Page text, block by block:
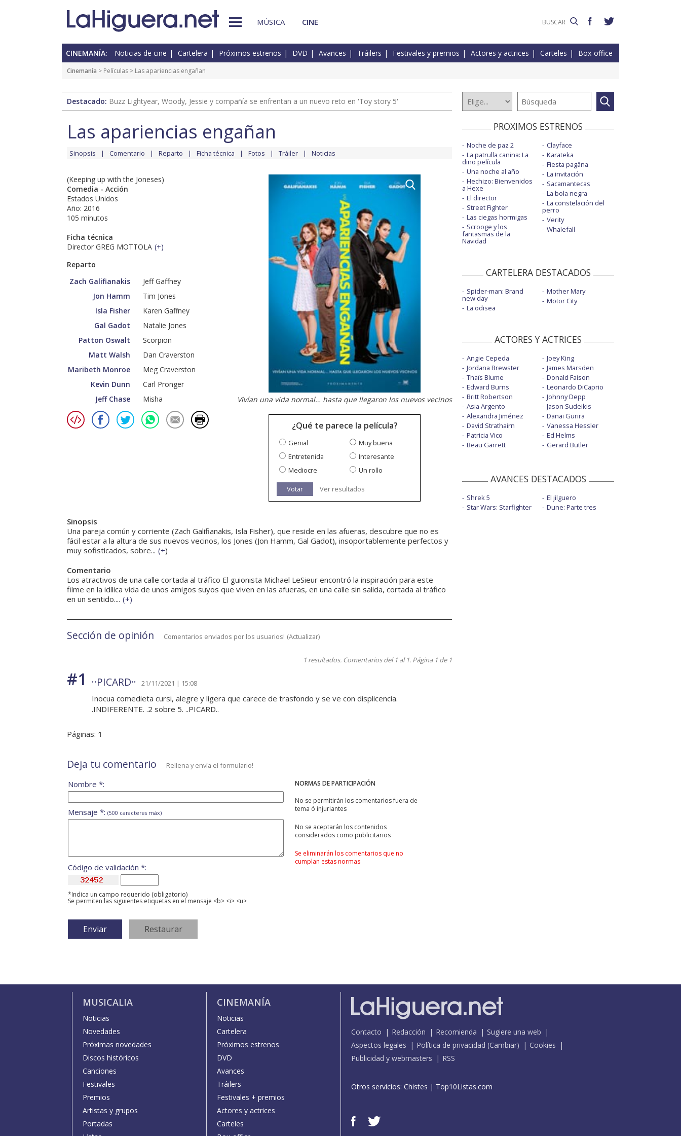
MÚSICA CINE
CINEMANÍA: Noticias de cine Cartelera Próximos estrenos DVD Avances Tráilers Festivales y premios Actores y actrices Carteles Box-office
Cinemanía > Películas > Las apariencias engañan
Destacado: Buzz Lightyear, Woody, Jessie y compañía se enfrentan a un nuevo reto en 'Toy story 5'
Las apariencias engañan
Sinopsis Comentario Reparto Ficha técnica Fotos Tráiler Noticias
(Keeping up with the Joneses)
Comedia - Acción
Estados Unidos
Año: 2016
105 minutos
Ficha técnica
Director GREG MOTTOLA (+)
Reparto
Zach Galifianakis
Jeff Gaffney
Jon Hamm
Tim Jones
Isla Fisher
Karen Gaffney
Gal Gadot
Natalie Jones
Patton Oswalt
Scorpion
Matt Walsh
Dan Craverston
Maribeth Monroe
Meg Craverston
Kevin Dunn
Carl Pronger
Jeff Chase
Misha Vivían una vida normal… hasta que llegaron los nuevos vecinos
¿Qué te parece la película?
Genial
Muy buena
Entretenida
Interesante
Mediocre
Un rollo
Votar Ver resultados
Sinopsis
Una pareja común y corriente (Zach Galifianakis, Isla Fisher), que reside en las afueras, descubre que no es
fácil estar a la altura de sus nuevos vecinos, los Jones (Jon Hamm, Gal Gadot), insoportablemente perfectos y
muy sofisticados, sobre... (+)
Comentario
Los atractivos de una calle cortada al tráfico El guionista Michael LeSieur encontró la inspiración para este
filme en la idílica vida de unos amigos suyos que viven en las afueras, en una calle sin salida, cortada al tráfico
en un sentido.... (+)
Sección de opinión Comentarios enviados por los usuarios! (Actualizar)
1 resultados. Comentarios del 1 al 1. Página 1 de 1
#1 ··PICARD·· 21/11/2021 | 15:08
Inocua comedieta cursi, alegre y ligera que carece de trasfondo y se ve con displicencia.
.INDIFERENTE. .2 sobre 5. ..PICARD..
Páginas: 1
Deja tu comentario Rellena y envía el formulario!
NORMAS DE PARTICIPACIÓN
No se permitirán los comentarios fuera de
tema ó injuriantes
No se aceptarán los contenidos
considerados como publicitarios
Se eliminarán los comentarios que no
cumplan estas normas
Nombre *:
Mensaje *: (500 caracteres máx)
Código de validación *:
*Indica un campo requerido (obligatorio)
Se permiten las siguientes etiquetas en el mensaje <b> <i> <u>
PROXIMOS ESTRENOS
Noche de paz 2
La patrulla canina: La
dino película
Una noche al año
Hechizo: Bienvenidos
a Hexe
El director
Street Fighter
Las ciegas hormigas
Scrooge y los
fantasmas de la
Navidad
Clayface
Karateka
Fiesta pagäna
La invitación
Sacamantecas
La bola negra
La constelación del
perro
Verity
Whalefall
CARTELERA DESTACADOS
Spider-man: Brand
new day
La odisea
Mother Mary
Motor City
ACTORES Y ACTRICES
Angie Cepeda
Jordana Brewster
Thaïs Blume
Edward Burns
Britt Robertson
Asia Argento
Alexandra Jiménez
David Strathairn
Patricia Vico
Beau Garrett
Joey King
James Marsden
Donald Faison
Leonardo DiCaprio
Johnny Depp
Jason Sudeikis
Danai Gurira
Vanessa Hessler
Ed Helms
Gerard Butler
AVANCES DESTACADOS
Shrek 5
Star Wars: Starfighter
El jilguero
Dune: Parte tres
MUSICALIA
Noticias
Novedades
Próximas novedades
Discos históricos
Canciones
Festivales
Premios
Artistas y grupos
Portadas
CINEMANÍA
Noticias
Cartelera
Próximos estrenos
DVD
Avances
Tráilers
Festivales + premios
Actores y actrices
Carteles
Contacto Redacción Recomienda
Sugiere una web
Aspectos legales
Política de privacidad (Cambiar)
Cookies
Publicidad y webmasters
RSS
Otros servicios: Chistes | Top10Listas.com